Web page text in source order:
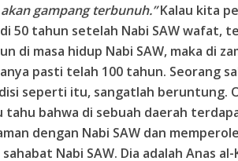
gampang terbunuh.”Kalau kita
50 tahun setelah Nabi SAW wafat,
di masa hidup Nabi SAW, maka di
pasti telah 100 tahun. Seorang
seperti itu, sangatlah beruntung.
tahu bahwa di sebuah daerah
dengan Nabi SAW dan
Nabi SAW. Dia adalah Anas al-